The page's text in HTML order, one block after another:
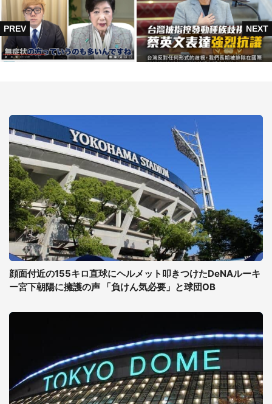
顔面付近の155キロ直球にヘルメット叩きつけたDeNAルーキ
ー宮下朝陽に擁護の声 「負けん気必要」と球団OB